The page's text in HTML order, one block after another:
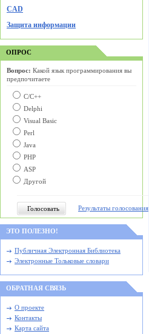
CAD
Защита информации
ОПРОС
Вопрос: Какой язык программирования вы
предпочитаете
С/C++
Delphi
Visual Basic
Perl
Java
PHP
ASP
Другой
Результаты голосования
ЭТО ПОЛЕЗНО!
Публичная Электронная Библиотека
Электронные Тольковые словари
ОБРАТНАЯ СВЯЗЬ
О проекте
Контакты
Карта сайта